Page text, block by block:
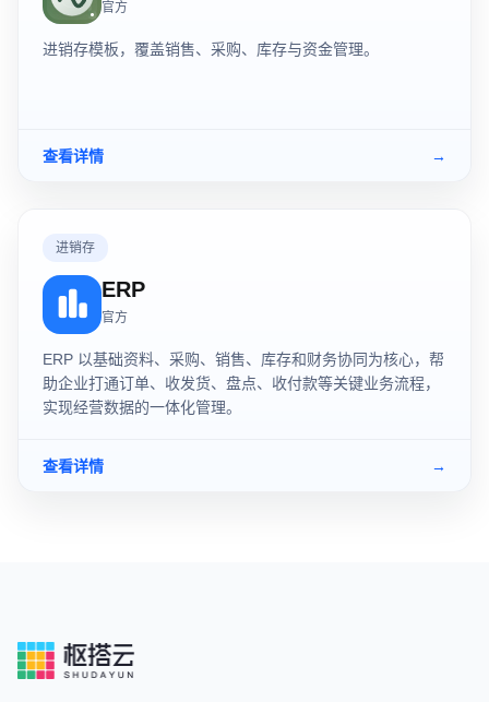
官方
进销存模板，覆盖销售、采购、库存与资金管理。
查看详情 →
进销存
ERP
官方
ERP 以基础资料、采购、销售、库存和财务协同为核心，帮
助企业打通订单、收发货、盘点、收付款等关键业务流程，
实现经营数据的一体化管理。
查看详情 →